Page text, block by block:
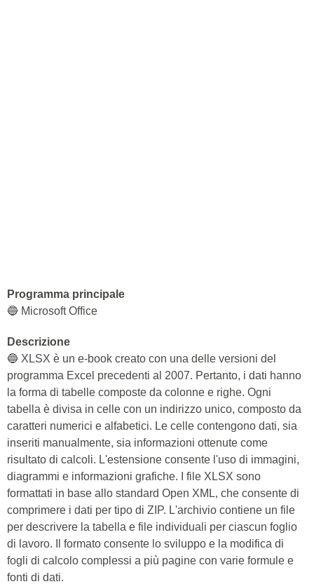
Programma principale
🔵 Microsoft Office
Descrizione
🔵 XLSX è un e-book creato con una delle versioni del
programma Excel precedenti al 2007. Pertanto, i dati hanno
la forma di tabelle composte da colonne e righe. Ogni
tabella è divisa in celle con un indirizzo unico, composto da
caratteri numerici e alfabetici. Le celle contengono dati, sia
inseriti manualmente, sia informazioni ottenute come
risultato di calcoli. L'estensione consente l'uso di immagini,
diagrammi e informazioni grafiche. I file XLSX sono
formattati in base allo standard Open XML, che consente di
comprimere i dati per tipo di ZIP. L'archivio contiene un file
per descrivere la tabella e file individuali per ciascun foglio
di lavoro. Il formato consente lo sviluppo e la modifica di
fogli di calcolo complessi a più pagine con varie formule e
fonti di dati.